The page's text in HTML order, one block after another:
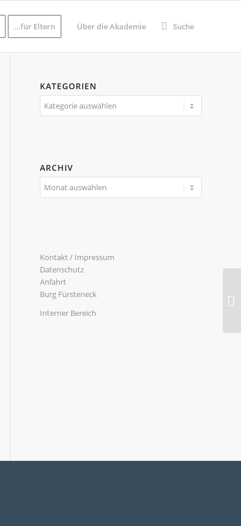
…für Eltern Über die Akademie Suche
KATEGORIEN
Kategorien
ARCHIV
Kontakt / Impressum
Datenschutz
Anfahrt
Burg Fürsteneck
Interner Bereich